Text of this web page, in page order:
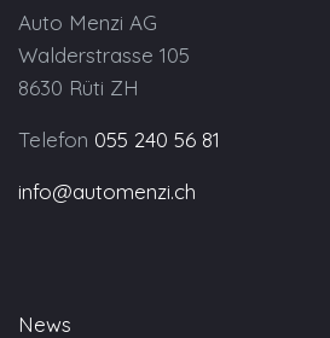
Auto Menzi AG
Walderstrasse 105
8630 Rüti ZH
Telefon 055 240 56 81
info@automenzi.ch
News